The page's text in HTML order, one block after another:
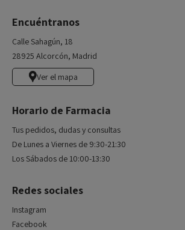
Encuéntranos
Calle Sahagún, 18
28925 Alcorcón, Madrid
Ver el mapa
Horario de Farmacia
Tus pedidos, dudas y consultas
De Lunes a Viernes de 9:30-21:30
Los Sábados de 10:00-13:30
Redes sociales
Instagram
Facebook